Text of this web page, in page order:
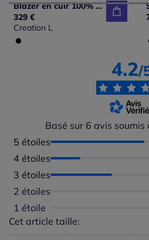
Blazer en cuir 100% cuir agneau nappa
329 €
Creation L
4.2/
Basé sur 6 avis soumis
5 étoiles
4 étoiles
3 étoiles
2 étoiles
1 étoile
Cet article taille:
Répartition du taillant selon les